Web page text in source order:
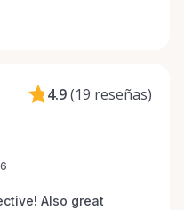
4.9(19 reseñas)
Also great